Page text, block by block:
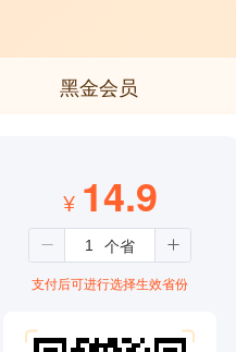
黑金会员
¥ 14.9
支付后可进行选择生效省份